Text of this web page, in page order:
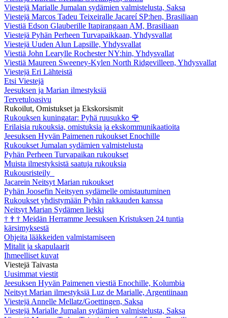
Viestejä Marialle Jumalan sydämien valmistelusta, Saksa
Viestejä Marcos Tadeu Teixeiralle Jacareí SP:hen, Brasiliaan
Viestiä Edson Glauberille Itapirangaan AM, Brasiliaan
Viestejä Pyhän Perheen Turvapaikkaan, Yhdysvallat
Viestejä Uuden Alun Lapsille, Yhdysvallat
Viestiä John Learylle Rochester NY:hin, Yhdysvallat
Viestiä Maureen Sweeney-Kylen North Ridgevilleen, Yhdysvallat
Viestejä Eri Lähteistä
Etsi Viestejä
Jeesuksen ja Marian ilmestyksiä
Tervetuloasivu
Rukoilut, Omistukset ja Ekskorsismit
Rukouksen kuningatar: Pyhä ruusukko 🌹
Erilaisia rukouksia, omistuksia ja ekskommunikaatioita
Jeesuksen Hyvän Paimenen rukoukset Enochille
Rukoukset Jumalan sydämien valmistelusta
Pyhän Perheen Turvapaikan rukoukset
Muista ilmestyksistä saatuja rukouksia
Rukousristeily
Jacarein Neitsyt Marian rukoukset
Pyhän Joosefin Neitsyen sydämelle omistautuminen
Rukoukset yhdistymään Pyhän rakkauden kanssa
Neitsyt Marian Sydämen liekki
† † † Meidän Herramme Jeesuksen Kristuksen 24 tuntia
kärsimyksestä
Ohjeita lääkkeiden valmistamiseen
Mitalit ja skapulaarit
Ihmeelliset kuvat
Viestejä Taivasta
Uusimmat viestit
Jeesuksen Hyvän Paimenen viestiä Enochille, Kolumbia
Neitsyt Marian ilmestyksiä Luz de Marialle, Argentiinaan
Viestejä Annelle Mellatz/Goettingen, Saksa
Viestejä Marialle Jumalan sydämien valmistelusta, Saksa